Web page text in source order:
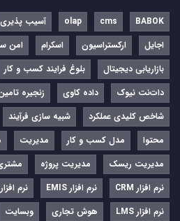
BABOK
cms
olap آسیب پذیری
اجایل
ارکستراسیون اسکرام امن
بازاریابی دیجیتال
بلوغ فرایند کسب و کار
دات‌نت نیوک
داده کاوی زنجیره
شاخص کلیدی عملکرد
شبیه سازی فرآیند
محتوا
مدل کسب و کار مدیریت
مدیریت ریسک
مدیریت پروژه
نرم‌ افزار CRM
نرم‌ افزار EMIS نرم‌ افزار LMS
نرم افزار LMS
هوش تجاری وبسایت